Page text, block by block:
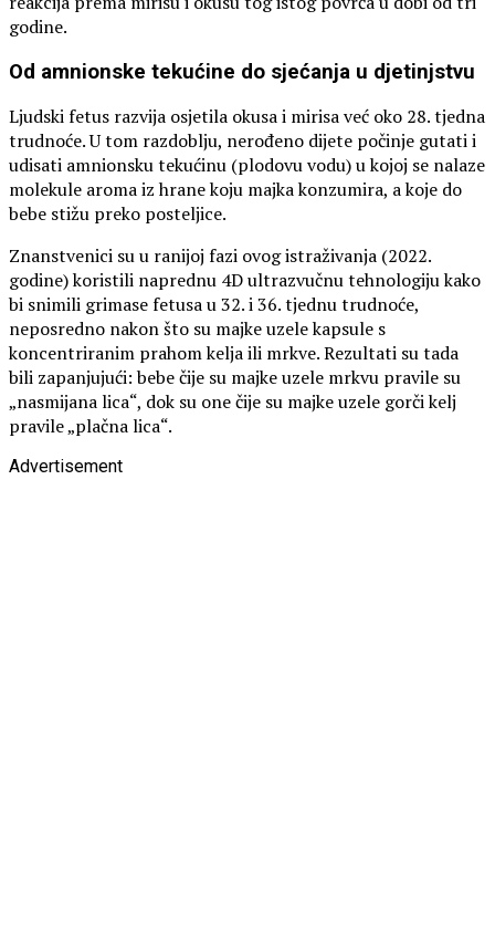
godine.
Od amnionske tekućine do sjećanja u djetinjstvu
Ljudski fetus razvija osjetila okusa i mirisa već oko 28. tjedna
trudnoće. U tom razdoblju, nerođeno dijete počinje gutati i
udisati amnionsku tekućinu (plodovu vodu) u kojoj se nalaze
molekule aroma iz hrane koju majka konzumira, a koje do
bebe stižu preko posteljice.
Znanstvenici su u ranijoj fazi ovog istraživanja (2022.
godine) koristili naprednu 4D ultrazvučnu tehnologiju kako
bi snimili grimase fetusa u 32. i 36. tjednu trudnoće,
neposredno nakon što su majke uzele kapsule s
koncentriranim prahom kelja ili mrkve. Rezultati su tada
bili zapanjujući: bebe čije su majke uzele mrkvu pravile su
„nasmijana lica“, dok su one čije su majke uzele gorči kelj
pravile „plačna lica“.
Advertisement